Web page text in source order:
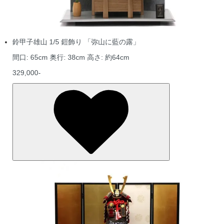
鈴甲子雄山 1/5 鎧飾り 「弥山に藍の露」
間口: 65cm 奥行: 38cm 高さ: 約64cm
329,000-